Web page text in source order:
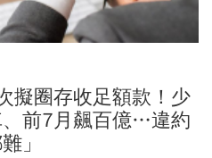
擬圈存收足額款！少
前7月飆百億…違約
」